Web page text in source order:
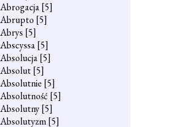
Abrogacja[5]
Abrupto [5]
Abrys [5]
Abscyssa[5]
Absolucja[5]
Absolut[5]
Absolutnie [5]
Absolutność [5]
Absolutny[5]
Absolutyzm[5]